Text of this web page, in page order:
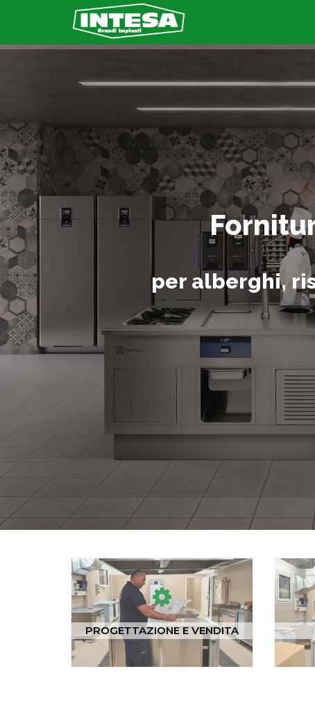
per alberghi,
PROGETTAZIONE E VENDITA